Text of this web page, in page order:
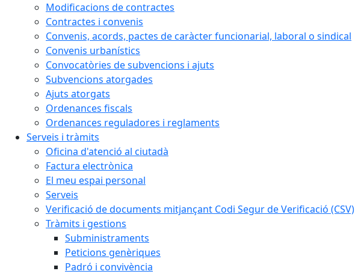
Modificacions de contractes
Contractes i convenis
Convenis, acords, pactes de caràcter funcionarial, laboral o sindical
Convenis urbanístics
Convocatòries de subvencions i ajuts
Subvencions atorgades
Ajuts atorgats
Ordenances fiscals
Ordenances reguladores i reglaments
Serveis i tràmits
Oficina d'atenció al ciutadà
Factura electrònica
El meu espai personal
Serveis
Verificació de documents mitjançant Codi Segur de Verificació (CSV)
Tràmits i gestions
Subministraments
Peticions genèriques
Padró i convivència